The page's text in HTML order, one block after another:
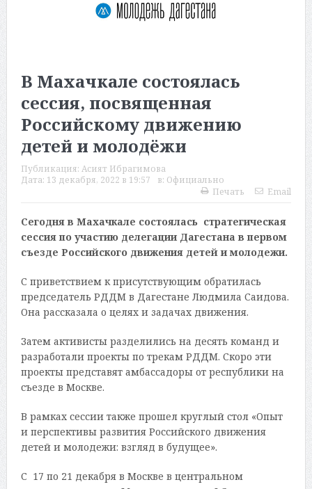
В Махачкале состоялась
сессия, посвященная
Российскому движению
детей и молодёжи
Публикация: Асият Ибрагимова
Дата: 13 декабря, 2022 в 19:57 в: Официально
Печать
Email
Сегодня в Махачкале состоялась стратегическая
сессия по участию делегации Дагестана в первом
съезде Российского движения детей и молодежи.
С приветствием к присутствующим обратилась
председатель РДДМ в Дагестане Людмила Саидова.
Она рассказала о целях и задачах движения.
Затем активисты разделились на десять команд и
разработали проекты по трекам РДДМ. Скоро эти
проекты представят амбассадоры от республики на
съезде в Москве.
В рамках сессии также прошел круглый стол «Опыт
и перспективы развития Российского движения
детей и молодежи: взгляд в будущее».
С 17 по 21 декабря в Москве в центральном